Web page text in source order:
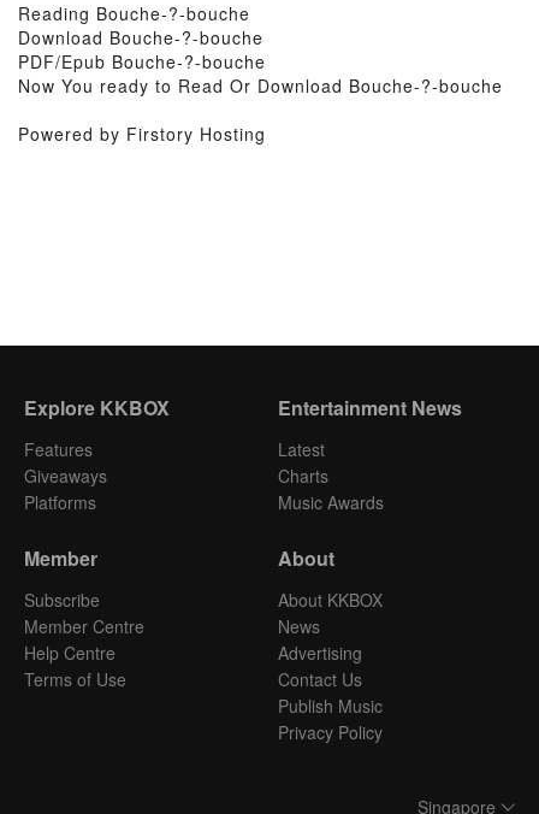
Reading Bouche-?-bouche
Download Bouche-?-bouche
PDF/Epub Bouche-?-bouche
Now You ready to Read Or Download Bouche-?-bouche
Powered by Firstory Hosting
Explore KKBOX
Features
Giveaways
Platforms
Entertainment News
Latest
Charts
Music Awards
Member
Subscribe
Member Centre
Help Centre
Terms of Use
About
About KKBOX
News
Advertising
Contact Us
Publish Music
Privacy Policy
Singapore